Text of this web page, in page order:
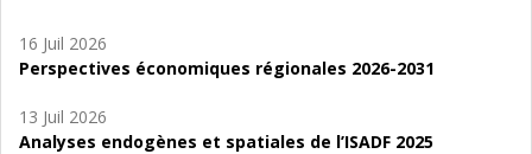
16 Juil 2026
Perspectives économiques régionales 2026-2031
13 Juil 2026
Analyses endogènes et spatiales de l’ISADF 2025